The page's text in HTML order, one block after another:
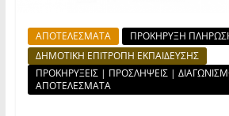
ΑΠΟΤΕΛΕΣΜΑΤΑ
ΠΡΟΚΗΡΥΞΗ
ΔΗΜΟΤΙΚΗ ΕΠΙΤΡΟΠΗ ΕΚΠΑΙΔΕΥΣΗΣ
ΠΡΟΚΗΡΥΞΕΙΣ | ΠΡΟΣΛΗΨΕΙΣ |
ΑΠΟΤΕΛΕΣΜΑΤΑ